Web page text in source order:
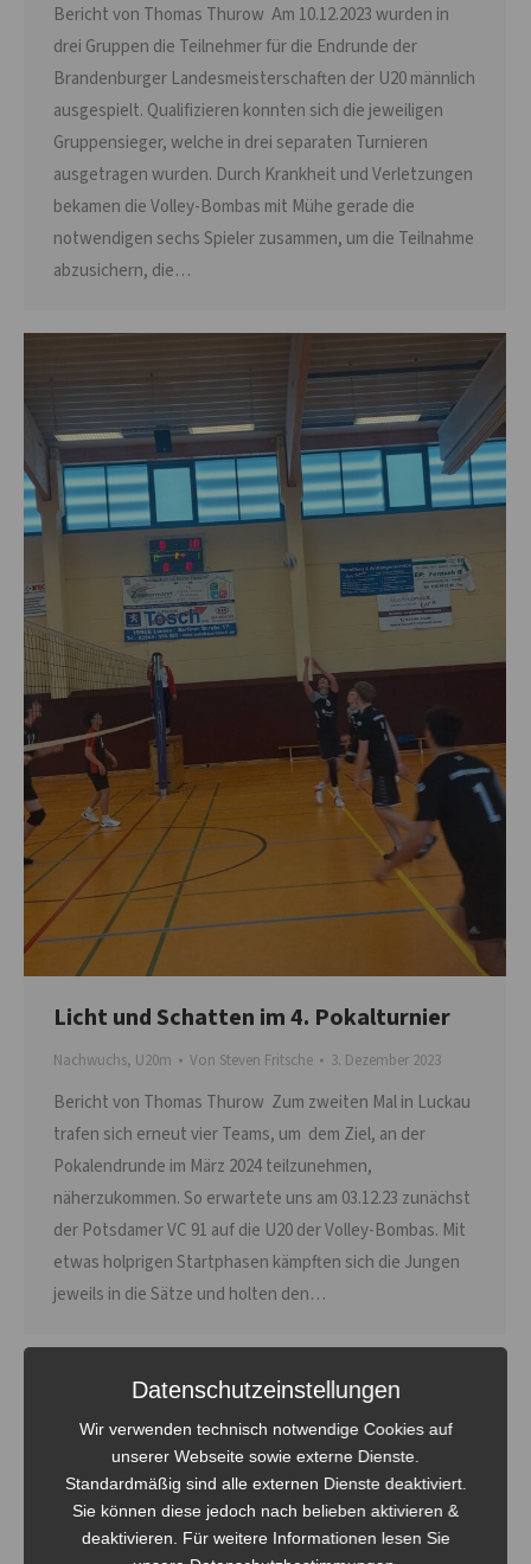
Bericht von Thomas Thurow Am 10.12.2023 wurden in
drei Gruppen die Teilnehmer für die Endrunde der
Brandenburger Landesmeisterschaften der U20 männlich
ausgespielt. Qualifizieren konnten sich die jeweiligen
Gruppensieger, welche in drei separaten Turnieren
ausgetragen wurden. Durch Krankheit und Verletzungen
bekamen die Volley-Bombas mit Mühe gerade die
notwendigen sechs Spieler zusammen, um die Teilnahme
abzusichern, die…
Licht und Schatten im 4. Pokalturnier
Nachwuchs, U20m Von Steven Fritsche 3. Dezember 2023
Bericht von Thomas Thurow Zum zweiten Mal in Luckau
trafen sich erneut vier Teams, um dem Ziel, an der
Pokalendrunde im März 2024 teilzunehmen,
näherzukommen. So erwartete uns am 03.12.23 zunächst
der Potsdamer VC 91 auf die U20 der Volley-Bombas. Mit
etwas holprigen Startphasen kämpften sich die Jungen
jeweils in die Sätze und holten den…
Datenschutzeinstellungen
Wir verwenden technisch notwendige Cookies auf
unserer Webseite sowie externe Dienste.
Standardmäßig sind alle externen Dienste deaktiviert.
Sie können diese jedoch nach belieben aktivieren &
deaktivieren. Für weitere Informationen lesen Sie